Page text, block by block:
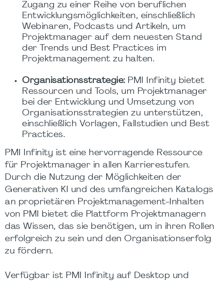
Zugang zu einer Reihe von beruflichen
Entwicklungsmöglichkeiten, einschließlich
Webinaren, Podcasts und Artikeln, um
Projektmanager auf dem neuesten Stand
der Trends und Best Practices im
Projektmanagement zu halten.
Organisationsstrategie:PMI Infinity bietet
Ressourcen und Tools, um Projektmanager
bei der Entwicklung und Umsetzung von
Organisationsstrategien zu unterstützen,
einschließlich Vorlagen, Fallstudien und Best
Practices.
PMI Infinity ist eine hervorragende Ressource
für Projektmanager in allen Karrierestufen.
Durch die Nutzung der Möglichkeiten der
Generativen KI und des umfangreichen Katalogs
an proprietären Projektmanagement-Inhalten
von PMI bietet die Plattform Projektmanagern
das Wissen, das sie benötigen, um in ihren Rollen
erfolgreich zu sein und den Organisationserfolg
zu fördern.
Verfügbar ist PMI Infinity auf Desktop und